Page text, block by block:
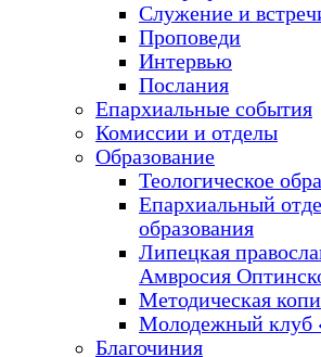
Служение и
Проповеди
Интервью
Послания
Епархиальные события
Комиссии и отделы
Образование
Теологическое
Епархиальный
образования
Липецкая
Амвросия
Методическая
Молодежный клуб
Благочиния